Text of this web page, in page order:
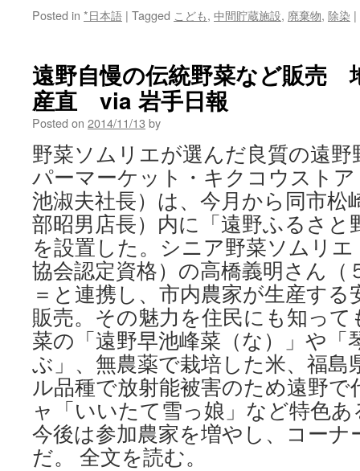
Posted in *日本語 | Tagged こども, 中間貯蔵施設, 廃棄物, 除染 |
遠野自慢の伝統野菜など販売
産直 via 岩手日報
Posted on 2014/11/13 by
野菜ソムリエが選んだ良質の遠
パーマーケット・キクコウスト
池淑夫社長）は、今月から同市松
部昭男店長）内に「遠野ふるさと
を設置した。シニア野菜ソムリ
協会認定資格）の高橋義明さん（
＝と連携し、市内農家が生産す
販売。その魅力を住民にも知っ
菜の「遠野早池峰菜（な）」や「
ぶ」、無農薬で栽培した米、福島
ル品種で放射能被害のため遠野
ャ「いいたて雪っ娘」など特色
今後は参加農家を増やし、コーナ
だ。 全文を読む。